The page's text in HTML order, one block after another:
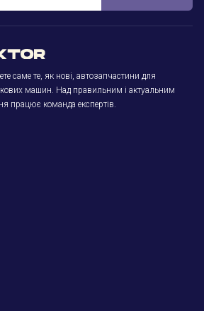
саме те, як нові, автозапчастини для
машин. Над правильним і актуальним
працює команда експертів.